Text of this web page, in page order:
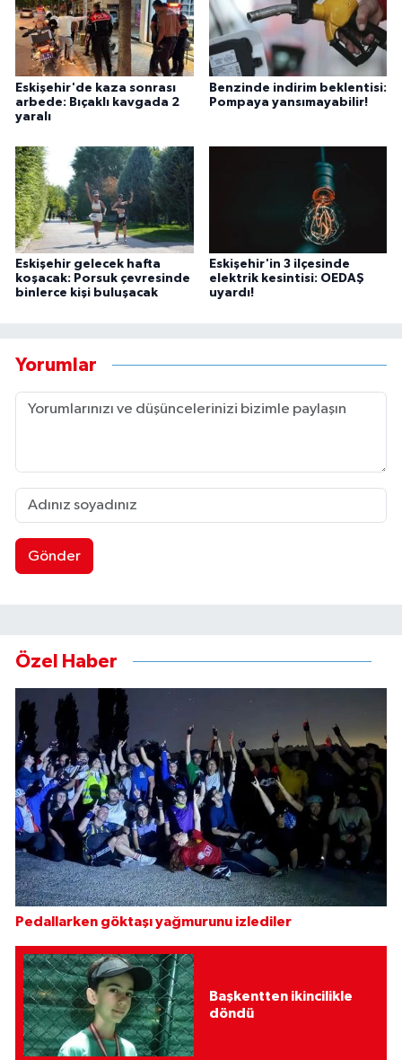
Eskişehir'de kaza sonrası
arbede: Bıçaklı kavgada 2
yaralı
Benzinde indirim beklentisi:
Pompaya yansımayabilir!
Eskişehir gelecek hafta
koşacak: Porsuk çevresinde
binlerce kişi buluşacak
Eskişehir'in 3 ilçesinde
elektrik kesintisi: OEDAŞ
uyardı!
Yorumlar
Gönder
Özel Haber
Pedallarken göktaşı yağmurunu izlediler
Başkentten ikincilikle
döndü